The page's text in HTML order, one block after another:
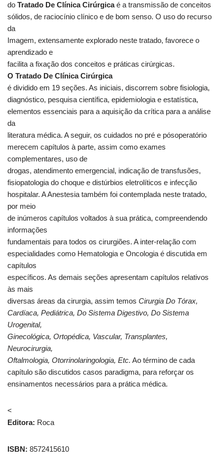
do Tratado De Clínica Cirúrgicaé a transmissão de conceitos
sólidos, de raciocínio clínico e de bom senso. O uso do recurso
da
Imagem, extensamente explorado neste tratado, favorece o
aprendizado e
facilita a fixação dos conceitos e práticas cirúrgicas.
O Tratado De Clínica Cirúrgica
é dividido em 19 seções. As iniciais, discorrem sobre fisiologia,
diagnóstico, pesquisa científica, epidemiologia e estatística,
elementos essenciais para a aquisição da crítica para a análise
da
literatura médica. A seguir, os cuidados no pré e pós­operatório
merecem capítulos à parte, assim como exames
complementares, uso de
drogas, atendimento emergencial, indicação de transfusões,
fisiopatologia do choque e distúrbios eletrolíticos e infecção
hospitalar. A Anestesia também foi contemplada neste tratado,
por meio
de inúmeros capítulos voltados à sua prática, compreendendo
informações
fundamentais para todos os cirurgiões. A inter-relação com
especialidades como Hematologia e Oncologia é discutida em
capítulos
específicos. As demais seções apresentam capítulos relativos
às mais
diversas áreas da cirurgia, assim temos Cirurgia Do Tórax,
Cardíaca, Pediátrica, Do Sistema Digestivo, Do Sistema
Urogenital,
Ginecológica, Ortopédica, Vascular, Transplantes,
Neurocirurgia,
Oftalmologia, Otorrinolaringologia, Etc. Ao término de cada
capítulo são discutidos casos paradigma, para reforçar os
ensinamentos necessários para a prática médica.
<
Editora: Roca
ISBN: 8572415610